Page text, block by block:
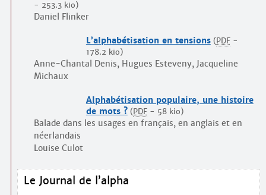
- 253.3 kio)
Daniel Flinker
L’alphabétisation en tensions ( PDF-
178.2 kio)
Anne-Chantal Denis, Hugues Esteveny, Jacqueline
Michaux
Alphabétisation populaire, une histoire
de mots ? ( PDF- 58 kio)
Balade dans les usages en français, en anglais et en
néerlandais
Louise Culot
Le Journal de l’alpha